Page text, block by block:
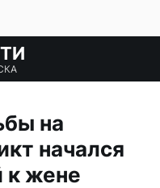
на
начался
к жене